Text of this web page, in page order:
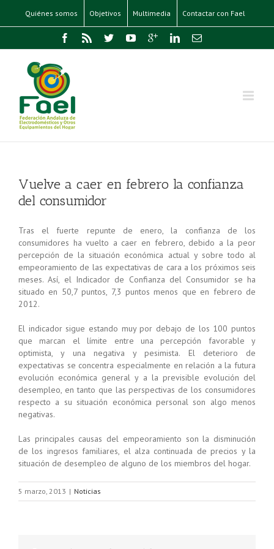
Quiénes somos Objetivos Multimedia Contactar con Fael
Vuelve a caer en febrero la confianza
del consumidor
Tras el fuerte repunte de enero, la confianza de los
consumidores ha vuelto a caer en febrero, debido a la peor
percepción de la situación económica actual y sobre todo al
empeoramiento de las expectativas de cara a los próximos seis
meses. Así, el Indicador de Confianza del Consumidor se ha
situado en 50,7 puntos, 7,3 puntos menos que en febrero de
2012.
El indicador sigue estando muy por debajo de los 100 puntos
que marcan el límite entre una percepción favorable y
optimista, y una negativa y pesimista. El deterioro de
expectativas se concentra especialmente en relación a la futura
evolución económica general y a la previsible evolución del
desempleo, en tanto que las perspectivas de los consumidores
respecto a su situación económica personal son algo menos
negativas.
Las principales causas del empeoramiento son la disminución
de los ingresos familiares, el alza continuada de precios y la
situación de desempleo de alguno de los miembros del hogar.
5 marzo, 2013 | Noticias